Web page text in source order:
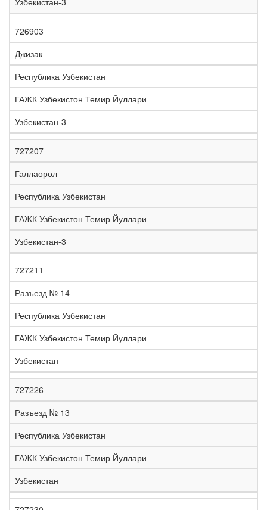
726903
Джизак
Республика Узбекистан
ГАЖК Узбекистон Темир Йуллари
Узбекистан-3
727207
Галлаорол
Республика Узбекистан
ГАЖК Узбекистон Темир Йуллари
Узбекистан-3
727211
Разъезд № 14
Республика Узбекистан
ГАЖК Узбекистон Темир Йуллари
Узбекистан
727226
Разъезд № 13
Республика Узбекистан
ГАЖК Узбекистон Темир Йуллари
Узбекистан